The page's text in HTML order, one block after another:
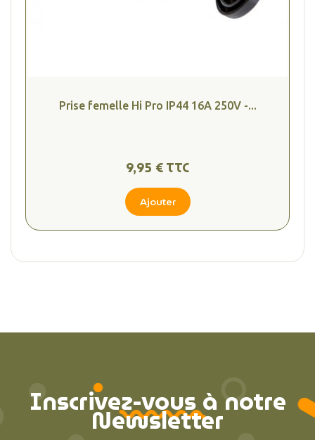
Prise femelle Hi Pro IP44 16A 250V -...
9,95 € TTC
Ajouter
Inscrivez-vous à notre
Newsletter